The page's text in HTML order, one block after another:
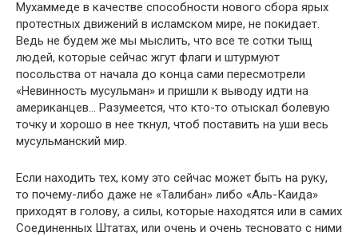
Мухаммеде в качестве способности нового сбора ярых
протестных движений в исламском мире, не покидает.
Ведь не будем же мы мыслить, что все те сотки тыщ
людей, которые сейчас жгут флаги и штурмуют
посольства от начала до конца сами пересмотрели
«Невинность мусульман» и пришли к выводу идти на
американцев… Разумеется, что кто-то отыскал болевую
точку и хорошо в нее ткнул, чтоб поставить на уши весь
мусульманский мир.
Если находить тех, кому это сейчас может быть на руку,
то почему-либо даже не «Талибан» либо «Аль-Каида»
приходят в голову, а силы, которые находятся или в самих
Соединенных Штатах, или очень и очень тесновато с ними